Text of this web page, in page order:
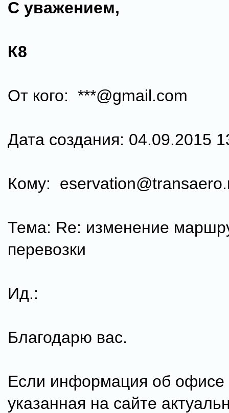
С уважением,
К8
От кого: ***@gmail.com
Дата создания: 04.09.2015
Кому:
Тема: Re: изменение
перевозки
Ид.:
Благодарю вас.
Если информация об офисе
указанная на сайте